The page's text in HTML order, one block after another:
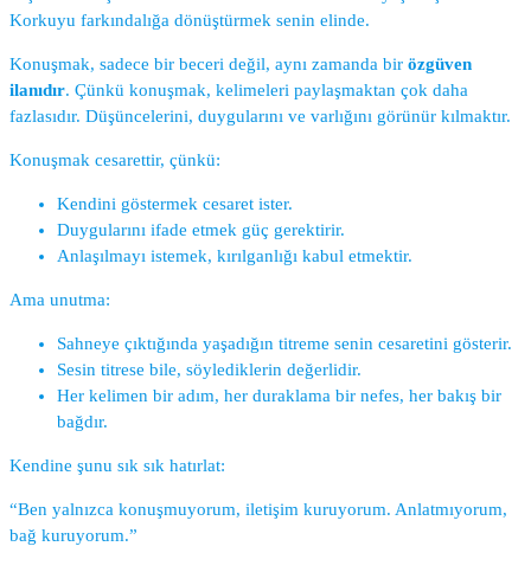
Korkuyu farkındalığa dönüştürmek senin elinde.
Konuşmak, sadece bir beceri değil, aynı zamanda bir özgüven
ilanıdır. Çünkü konuşmak, kelimeleri paylaşmaktan çok daha
fazlasıdır. Düşüncelerini, duygularını ve varlığını görünür kılmaktır.
Konuşmak cesarettir, çünkü:
Kendini göstermek cesaret ister.
Duygularını ifade etmek güç gerektirir.
Anlaşılmayı istemek, kırılganlığı kabul etmektir.
Ama unutma:
Sahneye çıktığında yaşadığın titreme senin cesaretini gösterir.
Sesin titrese bile, söylediklerin değerlidir.
Her kelimen bir adım, her duraklama bir nefes, her bakış bir
bağdır.
Kendine şunu sık sık hatırlat:
“Ben yalnızca konuşmuyorum, iletişim kuruyorum. Anlatmıyorum,
bağ kuruyorum.”